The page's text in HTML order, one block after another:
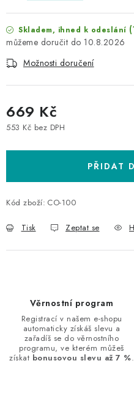
Skladem, ihned k odeslání
10.8.2026
Možnosti doručení
669 Kč
553 Kč bez DPH
PŘIDAT
Kód zboží: CO-100
Tisk Zeptat se
Věrnostní program
Registrací v našem e-shopu
automaticky získáš slevu a
zařadíš se do věrnostního
programu, ve kterém můžeš
získat bonusovou slevu až 7 %.